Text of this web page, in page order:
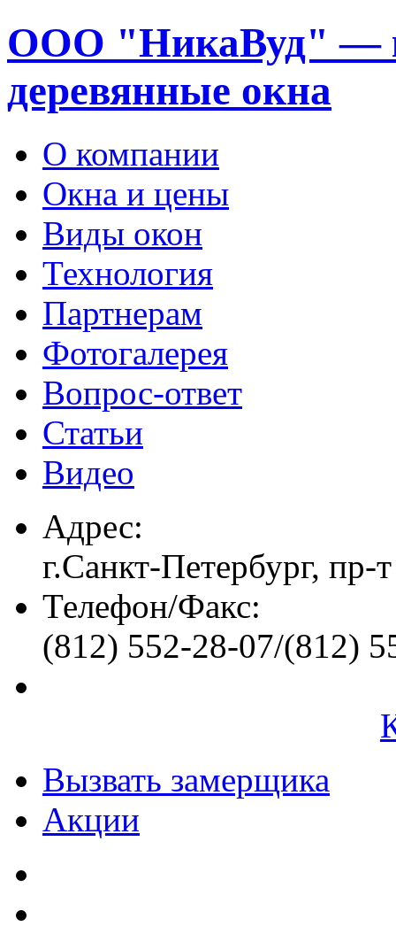
ООО "НикаВуд" —
деревянные окна
О компании
Окна и цены
Виды окон
Технология
Партнерам
Фотогалерея
Вопрос-ответ
Статьи
Видео
Адрес:
г.Санкт-Петербург, пр-
Телефон/Факс:
(812) 552-28-07/(812)
Вызвать замерщика
Акции